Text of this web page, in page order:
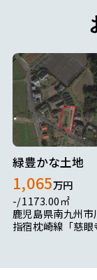
緑豊かな土地
1,065万円
-/1173.00㎡